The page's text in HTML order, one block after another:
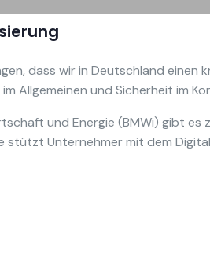
dass wir in Deutschland einen
Allgemeinen und Sicherheit im
und Energie (BMWi) gibt
stützt Unternehmer mit dem